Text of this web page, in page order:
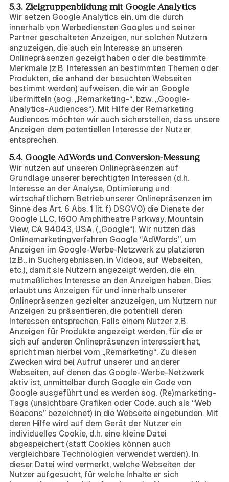
5.3. Zielgruppenbildung mit Google Analytics
Wir setzen Google Analytics ein, um die durch
innerhalb von Werbediensten Googles und seiner
Partner geschalteten Anzeigen, nur solchen Nutzern
anzuzeigen, die auch ein Interesse an unseren
Onlinepräsenzen gezeigt haben oder die bestimmte
Merkmale (z.B. Interessen an bestimmten Themen oder
Produkten, die anhand der besuchten Webseiten
bestimmt werden) aufweisen, die wir an Google
übermitteln (sog. „Remarketing-“, bzw. „Google-
Analytics-Audiences“). Mit Hilfe der Remarketing
Audiences möchten wir auch sicherstellen, dass unsere
Anzeigen dem potentiellen Interesse der Nutzer
entsprechen.
5.4. Google AdWords und Conversion-Messung
Wir nutzen auf unseren Onlinepräsenzen auf
Grundlage unserer berechtigten Interessen (d.h.
Interesse an der Analyse, Optimierung und
wirtschaftlichem Betrieb unserer Onlinepräsenzen im
Sinne des Art. 6 Abs. 1 lit. f) DSGVO) die Dienste der
Google LLC, 1600 Amphitheatre Parkway, Mountain
View, CA 94043, USA, („Google“). Wir nutzen das
Onlinemarketingverfahren Google “AdWords”, um
Anzeigen im Google-Werbe-Netzwerk zu platzieren
(z.B., in Suchergebnissen, in Videos, auf Webseiten,
etc.), damit sie Nutzern angezeigt werden, die ein
mutmaßliches Interesse an den Anzeigen haben. Dies
erlaubt uns Anzeigen für und innerhalb unserer
Onlinepräsenzen gezielter anzuzeigen, um Nutzern nur
Anzeigen zu präsentieren, die potentiell deren
Interessen entsprechen. Falls einem Nutzer z.B.
Anzeigen für Produkte angezeigt werden, für die er
sich auf anderen Onlinepräsenzen interessiert hat,
spricht man hierbei vom „Remarketing“. Zu diesen
Zwecken wird bei Aufruf unserer und anderer
Webseiten, auf denen das Google-Werbe-Netzwerk
aktiv ist, unmittelbar durch Google ein Code von
Google ausgeführt und es werden sog. (Re)marketing-
Tags (unsichtbare Grafiken oder Code, auch als “Web
Beacons” bezeichnet) in die Webseite eingebunden. Mit
deren Hilfe wird auf dem Gerät der Nutzer ein
individuelles Cookie, d.h. eine kleine Datei
abgespeichert (statt Cookies können auch
vergleichbare Technologien verwendet werden). In
dieser Datei wird vermerkt, welche Webseiten der
Nutzer aufgesucht, für welche Inhalte er sich